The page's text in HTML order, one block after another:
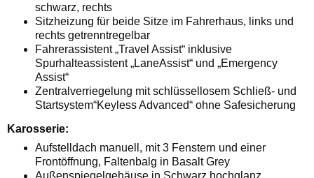
schwarz, rechts
Sitzheizung für beide Sitze im Fahrerhaus, links und
rechts getrenntregelbar
Fahrerassistent „Travel Assist“ inklusive
Spurhalteassistent „LaneAssist“ und „Emergency
Assist“
Zentralverriegelung mit schlüssellosem Schließ- und
Startsystem“Keyless Advanced“ ohne Safesicherung
Karosserie:
Aufstelldach manuell, mit 3 Fenstern und einer
Frontöffnung, Faltenbalg in Basalt Grey
Außenspiegelgehäuse in Schwarz hochglanz